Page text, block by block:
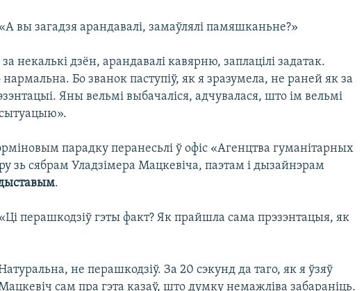
вы загадзя арандавалі, замаўлялі памяшканьне?»
некалькі дзён, арандавалі кавярню, заплацілі задатак.
нармальна. Бо званок паступіў, як я зразумела, не раней як за
Яны вельмі выбачаліся, адчувалася, што ім вельмі
парадку перанесьлі ў офіс «Агенцтва гуманітарных
зь сябрам Уладзімера Мацкевіча, паэтам і дызайнэрам
.
перашкодзіў гэты факт? Як прайшла сама прэзэнтацыя, як
не перашкодзіў. За 20 сэкунд да таго, як я ўзяў
сам пра гэта казаў, што думку немажліва забараніць.